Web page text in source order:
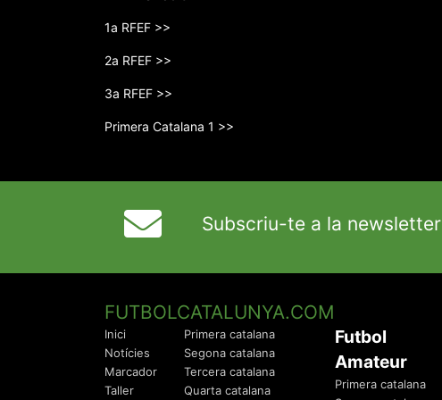
1a RFEF >>
2a RFEF >>
3a RFEF >>
Primera Catalana 1 >>
Subscriu-te a la newsletter
FUTBOLCATALUNYA.COM
Inici
Notícies
Marcador
Taller
Primera catalana
Segona catalana
Tercera catalana
Quarta catalana
Futbol
Amateur
Primera catalana